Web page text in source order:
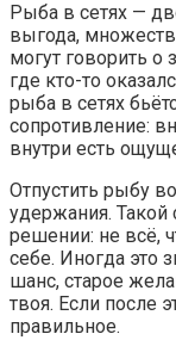
Рыба в сетях —
выгода,
могут говорить о
где кто-то
рыба в сетях
сопротивление:
внутри есть
Отпустить рыбу
удержания.
решении: не всё,
себе. Иногда это
шанс, старое
твоя. Если после
правильное.